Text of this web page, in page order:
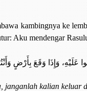
kambingnya ke
Aku mendengar
عَلَيْهِ، وَإِذَا وَقَعَ بِأَرْضٍ
janganlah kalian keluar